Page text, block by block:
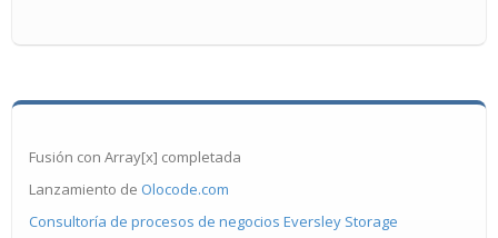
Fusión con Array[x] completada
Lanzamiento de Olocode.com
Consultoría de procesos de negocios Eversley Storage